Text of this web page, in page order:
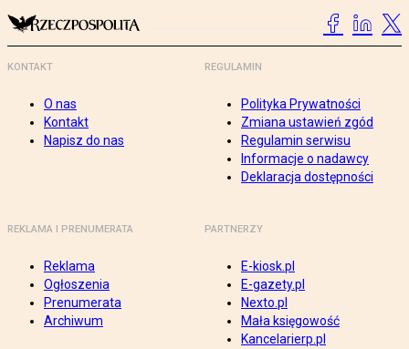
KONTAKT
O nas
Kontakt
Napisz do nas
REGULAMIN
Polityka Prywatności
Zmiana ustawień zgód
Regulamin serwisu
Informacje o nadawcy
Deklaracja dostępności
REKLAMA I PRENUMERATA
Reklama
Ogłoszenia
Prenumerata
Archiwum
PARTNERZY
E-kiosk.pl
E-gazety.pl
Nexto.pl
Mała księgowość
Kancelarierp.pl